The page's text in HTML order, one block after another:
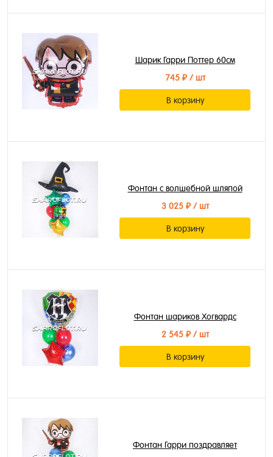
Шарик Гарри Поттер 60см
745 ₽/ шт
В корзину
Фонтан с волшебной шляпой
3 025 ₽/ шт
В корзину
Фонтан шариков Хогвардс
2 545 ₽/ шт
В корзину
Фонтан Гарри поздравляет